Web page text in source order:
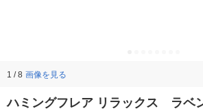
1 / 8 画像を見る
ハミングフレア リラックス ラベ